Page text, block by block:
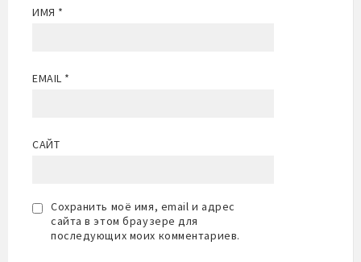
ИМЯ *
EMAIL *
САЙТ
Сохранить моё имя, email и адрес
сайта в этом браузере для
последующих моих комментариев.